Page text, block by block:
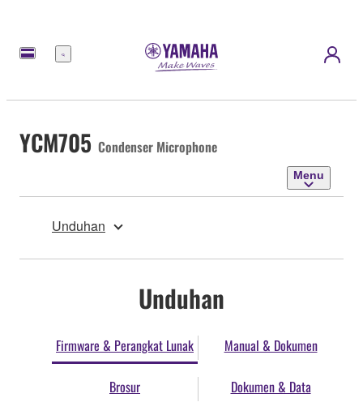
Menu
YCM705 Condenser Microphone
Menu
Unduhan
Unduhan
Firmware & Perangkat Lunak Manual & Dokumen
Brosur Dokumen & Data